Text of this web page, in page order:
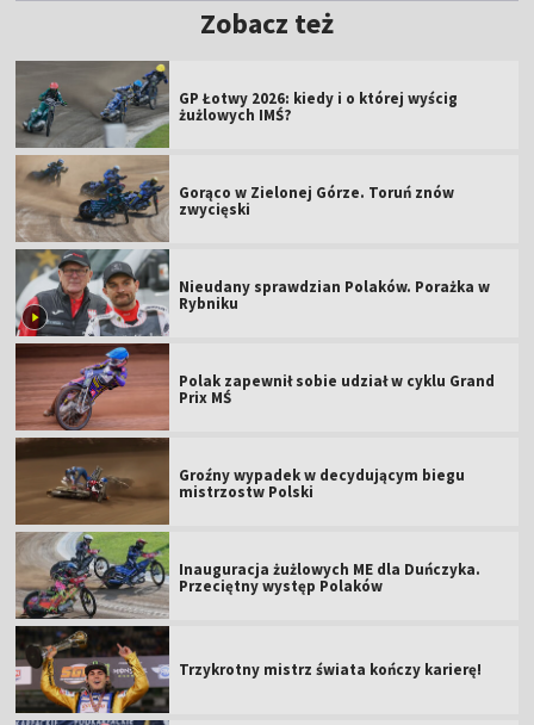
Zobacz też
GP Łotwy 2026: kiedy i o której wyścig
żużlowych IMŚ?
Gorąco w Zielonej Górze. Toruń znów
zwycięski
Nieudany sprawdzian Polaków. Porażka w
Rybniku
Polak zapewnił sobie udział w cyklu Grand
Prix MŚ
Groźny wypadek w decydującym biegu
mistrzostw Polski
Inauguracja żużlowych ME dla Duńczyka.
Przeciętny występ Polaków
Trzykrotny mistrz świata kończy karierę!